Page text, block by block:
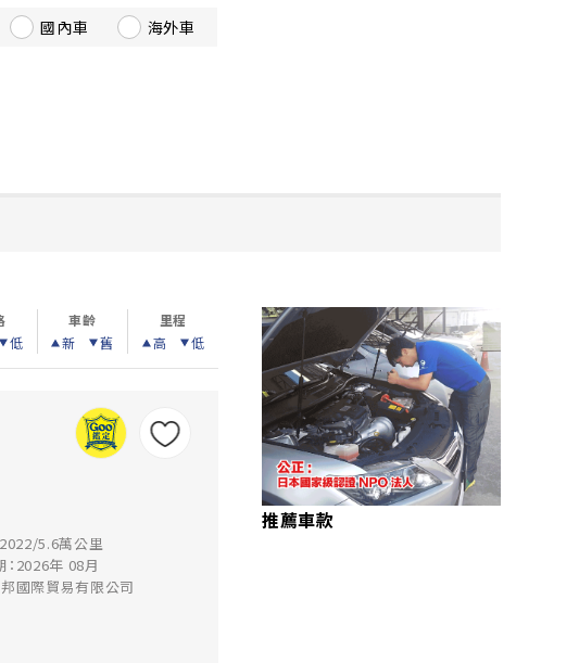
國內車 海外車
低
車齡
新
舊
里程
高
低
5.6萬公里
：2026年 08月
邦國際貿易有限公司
推薦車款